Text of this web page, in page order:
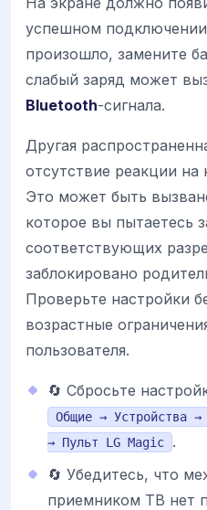
успешном
произошло, замените
слабый заряд может
Bluetooth-сигнала.
Другая
отсутствие реакции
Это может быть
которое вы пытаетесь
соответствующих
заблокировано
Проверьте настройки
возрастные
пользователя.
🔄 Сбросьте
Общие → Устройства →
→ Пульт LG Magic
.
🔄 Убедитесь, что
приемником ТВ нет